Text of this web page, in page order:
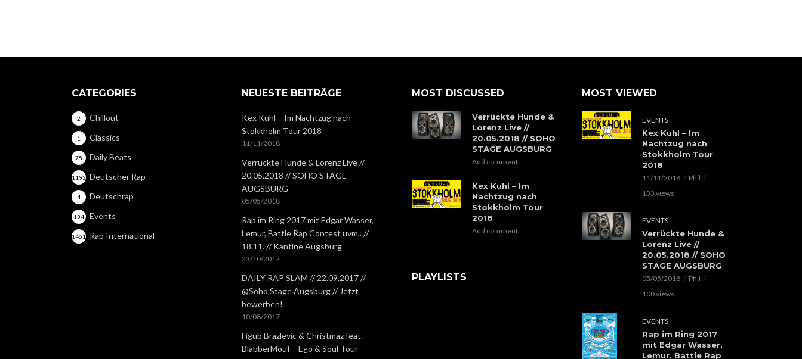
CATEGORIES
Chillout
2
Classics
1
Daily Beats
75
Deutscher Rap
1193
Deutschrap
4
Events
134
Rap International
1461
NEUESTE BEITRÄGE
Kex Kuhl – Im Nachtzug nach
Stokkholm Tour 2018
11/11/2018
Verrückte Hunde & Lorenz Live //
20.05.2018 // SOHO STAGE
AUGSBURG
05/05/2018
Rap im Ring 2017 mit Edgar Wasser,
Lemur, Battle Rap Contest uvm.. //
18.11. // Kantine Augsburg
23/10/2017
DAILY RAP SLAM // 22.09.2017 //
@Soho Stage Augsburg // Jetzt
bewerben!
10/08/2017
Figub Brazlevic & Christmaz feat.
BlabberMouf – Ego & Soul Tour
MOST DISCUSSED
Verrückte Hunde &
Lorenz Live //
20.05.2018 // SOHO
STAGE AUGSBURG
Add comment
Kex Kuhl – Im
Nachtzug nach
Stokkholm Tour
2018
Add comment
PLAYLISTS
MOST VIEWED
EVENTS
Kex Kuhl – Im
Nachtzug nach
Stokkholm Tour
2018
11/11/2018
Phil
133 views
EVENTS
Verrückte Hunde &
Lorenz Live //
20.05.2018 // SOHO
STAGE AUGSBURG
05/05/2018
Phil
100 views
EVENTS
Rap im Ring 2017
mit Edgar Wasser,
Lemur, Battle Rap